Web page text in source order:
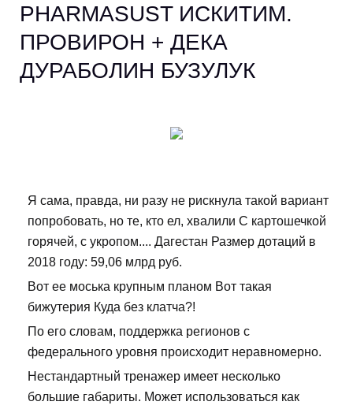
PHARMASUST ИСКИТИМ.
ПРОВИРОН + ДЕКА
ДУРАБОЛИН БУЗУЛУК
Я сама, правда, ни разу не рискнула такой вариант
попробовать, но те, кто ел, хвалили С картошечкой
горячей, с укропом.... Дагестан Размер дотаций в
2018 году: 59,06 млрд руб.
Вот ее моська крупным планом Вот такая
бижутерия Куда без клатча?!
По его словам, поддержка регионов с
федерального уровня происходит неравномерно.
Нестандартный тренажер имеет несколько
большие габариты. Может использоваться как